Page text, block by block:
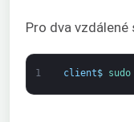
Pro dva
1 client$ sudo